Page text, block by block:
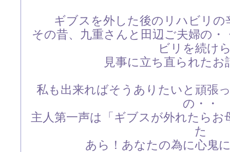
ギブスを外した後のリハビリ
その昔、九重さんと田辺ご夫婦の
ビリを続け
見事に立ち直られたお
私も出来ればそうありたいと頑張
の・・
主人第一声は「ギブスが外れたら
た
あら！あなたの為に心鬼